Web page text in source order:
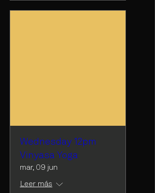
Wednesday 12pm
Vinyasa Yoga
mar, 09 jun
Leer más